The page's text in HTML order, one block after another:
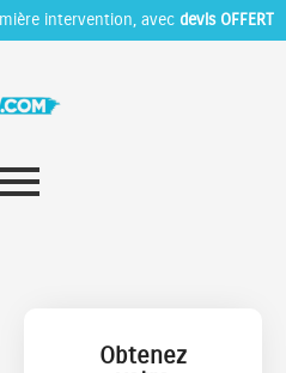
intervention, avec devis OFFERT
Obtenez